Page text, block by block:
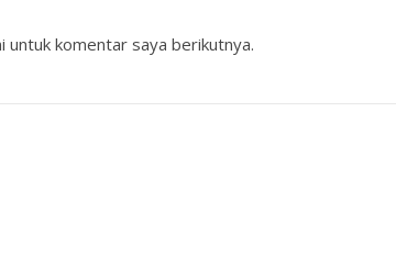
untuk komentar saya berikutnya.